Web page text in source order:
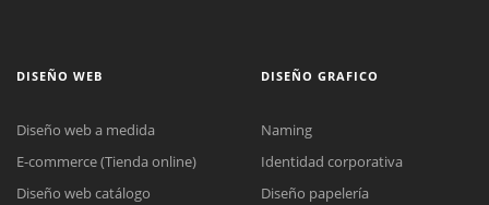
DISEÑO WEB
Diseño web a medida
E-commerce (Tienda online)
Diseño web catálogo
DISEÑO GRAFICO
Naming
Identidad corporativa
Diseño papelería